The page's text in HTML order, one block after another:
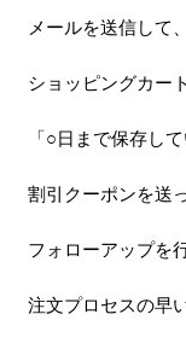
メールを送信して、
ショッピングカー
「○日まで保存し
割引クーポンを送
フォローアップを
注文プロセスの早